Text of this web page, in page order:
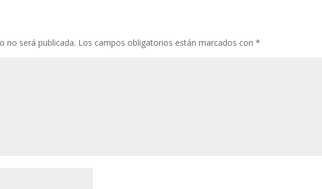
no será publicada. Los campos obligatorios están marcados con*